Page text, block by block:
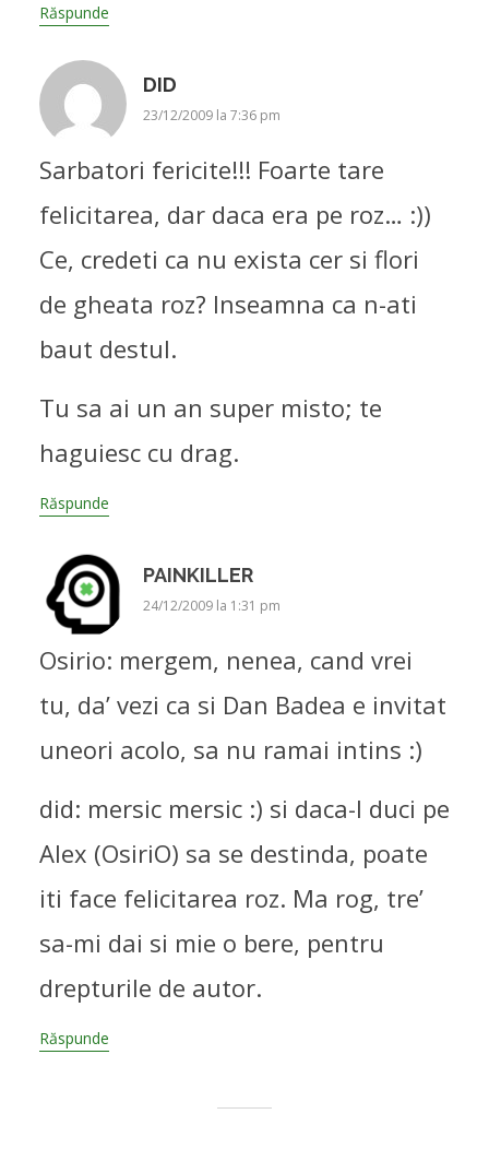
Răspunde
DID
23/12/2009 la 7:36 pm
Sarbatori fericite!!! Foarte tare
felicitarea, dar daca era pe roz… :))
Ce, credeti ca nu exista cer si flori
de gheata roz? Inseamna ca n-ati
baut destul.
Tu sa ai un an super misto; te
haguiesc cu drag.
Răspunde
PAINKILLER
24/12/2009 la 1:31 pm
Osirio: mergem, nenea, cand vrei
tu, da’ vezi ca si Dan Badea e invitat
uneori acolo, sa nu ramai intins :)
did: mersic mersic :) si daca-l duci pe
Alex (OsiriO) sa se destinda, poate
iti face felicitarea roz. Ma rog, tre’
sa-mi dai si mie o bere, pentru
drepturile de autor.
Răspunde